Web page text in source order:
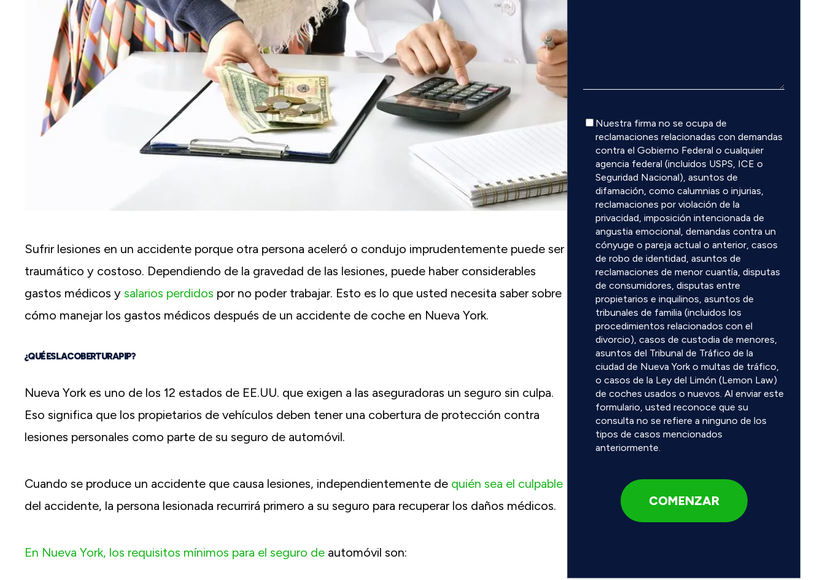
Sufrir lesiones en un accidente porque otra persona aceleró o condujo imprudentemente puede ser
traumático y costoso. Dependiendo de la gravedad de las lesiones, puede haber considerables
gastos médicos y salarios perdidos por no poder trabajar. Esto es lo que usted necesita saber sobre
cómo manejar los gastos médicos después de un accidente de coche en Nueva York.
¿QUÉ ES LA COBERTURA PIP?
Nueva York es uno de los 12 estados de EE.UU. que exigen a las aseguradoras un seguro sin culpa.
Eso significa que los propietarios de vehículos deben tener una cobertura de protección contra
lesiones personales como parte de su seguro de automóvil.
Cuando se produce un accidente que causa lesiones, independientemente de quién sea el culpable
del accidente, la persona lesionada recurrirá primero a su seguro para recuperar los daños médicos.
En Nueva York, los requisitos mínimos para el seguro de automóvil son:
Descargo
responsabilidad
Nuestra firma no se ocupa de
reclamaciones relacionadas con demandas
contra el Gobierno Federal o cualquier
agencia federal (incluidos USPS, ICE o
Seguridad Nacional), asuntos de
difamación, como calumnias o injurias,
reclamaciones por violación de la
privacidad, imposición intencionada de
angustia emocional, demandas contra un
cónyuge o pareja actual o anterior, casos
de robo de identidad, asuntos de
reclamaciones de menor cuantía, disputas
de consumidores, disputas entre
propietarios e inquilinos, asuntos de
tribunales de familia (incluidos los
procedimientos relacionados con el
divorcio), casos de custodia de menores,
asuntos del Tribunal de Tráfico de la
ciudad de Nueva York o multas de tráfico,
o casos de la Ley del Limón (Lemon Law)
de coches usados o nuevos. Al enviar este
formulario, usted reconoce que su
consulta no se refiere a ninguno de los
tipos de casos mencionados
anteriormente.